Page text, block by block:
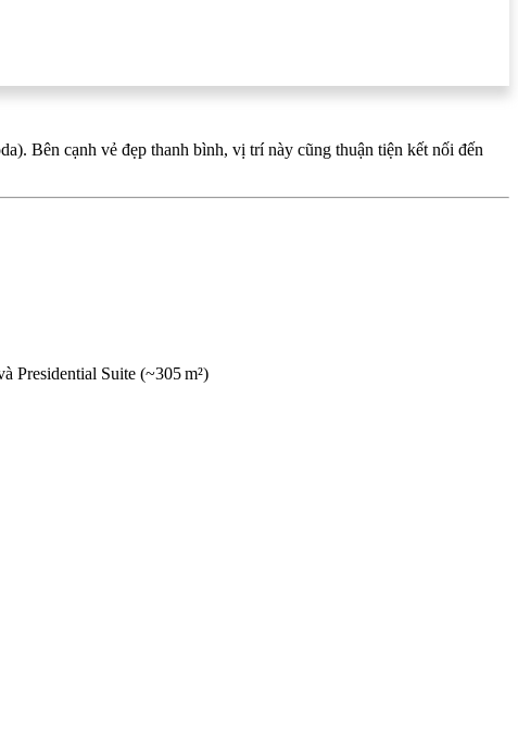
Bên cạnh vẻ đẹp thanh bình, vị trí này cũng thuận tiện kết nối đến
Presidential Suite (~305 m²)